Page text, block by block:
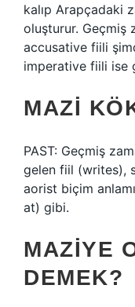
kalıp Arapçadaki
oluşturur. Geçmiş
accusative fiili
imperative fiili ise
MAZI
PAST: Geçmiş
gelen fiil (writes),
aorist biçim
at) gibi.
MAZIYE
DEMEK?